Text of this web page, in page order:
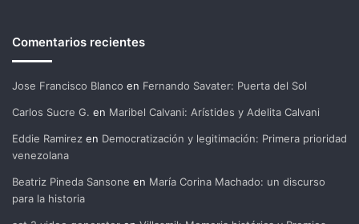
Comentarios recientes
Jose Francisco Blanco en Fernando Savater: Puerta del Sol
Carlos Sucre G. en Maribel Calvani: Arístides y Adelita Calvani
Eddie Ramirez en Democratización y legitimación: Primera prioridad
venezolana
Beatriz Pineda Sansone en María Corina Machado: un discurso
para la historia